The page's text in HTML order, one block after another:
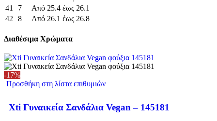
41
7
Από 25.4 έως 26.1
42
8 Από 26.1 έως 26.8
Διαθέσιμα Χρώματα
-17%
Προσθήκη στη λίστα επιθυμιών
Xti Γυναικεία Σανδάλια Vegan – 145181